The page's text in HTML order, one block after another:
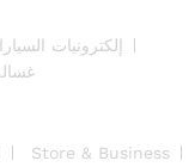
إلكترونيات
Store & Business